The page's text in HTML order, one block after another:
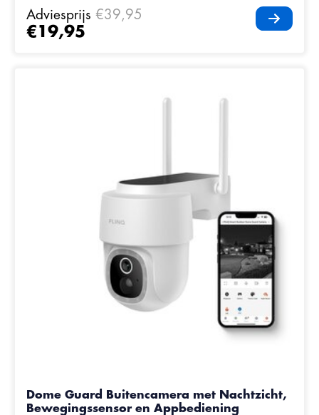
Adviesprijs €39,95
€19,95
Dome Guard Buitencamera met Nachtzicht,
Bewegingssensor en Appbediening